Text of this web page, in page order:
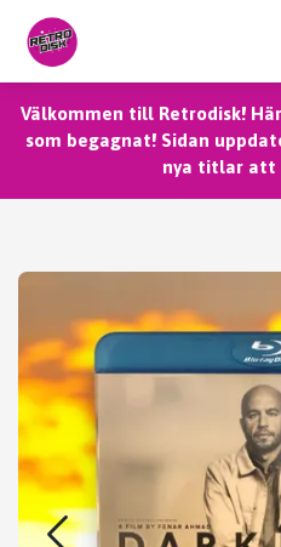
Välkommen till Retrodisk!
som begagnat! Sidan
nya titlar att